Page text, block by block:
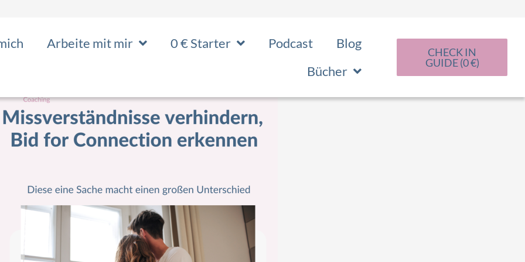
Arbeite mit mir 0 € Starter Podcast
Blog
Bücher
CHECK IN
GUIDE (0 €)